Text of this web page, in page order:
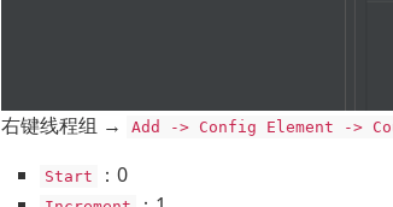
右键线程组 → Add -> Config Element ->
Start ：0